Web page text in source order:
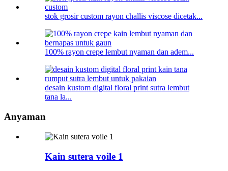
stok grosir custom rayon challis viscose dicetak...
100% rayon crepe lembut nyaman dan adem...
desain kustom digital floral print sutra lembut
tana la...
Anyaman
Kain sutera voile 1